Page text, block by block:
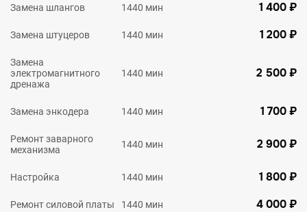
Замена шлангов 1440 мин 1 400 ₽
Замена штуцеров 1440 мин 1 200 ₽
Замена
электромагнитного
дренажа
1440 мин 2 500 ₽
Замена энкодера 1440 мин 1 700 ₽
Ремонт заварного
механизма
1440 мин 2 900 ₽
Настройка 1440 мин 1 800 ₽
Ремонт силовой платы 1440 мин 4 000 ₽